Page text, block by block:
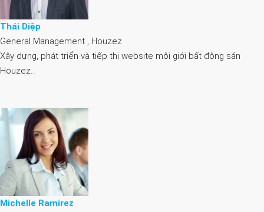
Thái Diệp
General Management , Houzez
Xây dựng, phát triển và tiếp thị website môi giới bất động sản
Houzez…
Michelle Ramirez